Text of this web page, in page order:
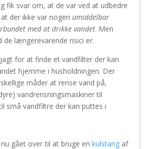
fik svar om, at de var ved at udbedre
der ikke var nogen umiddelbar
med at drikke vandet. Men
de længerevarende risici er.
for at finde et vandfilter der kan
hjemme i husholdningen. Der
måder at rense vand på,
vandrensningsmaskiner til
små vandfiltre der kan puttes i
gået over til at bruge en kulstangaf